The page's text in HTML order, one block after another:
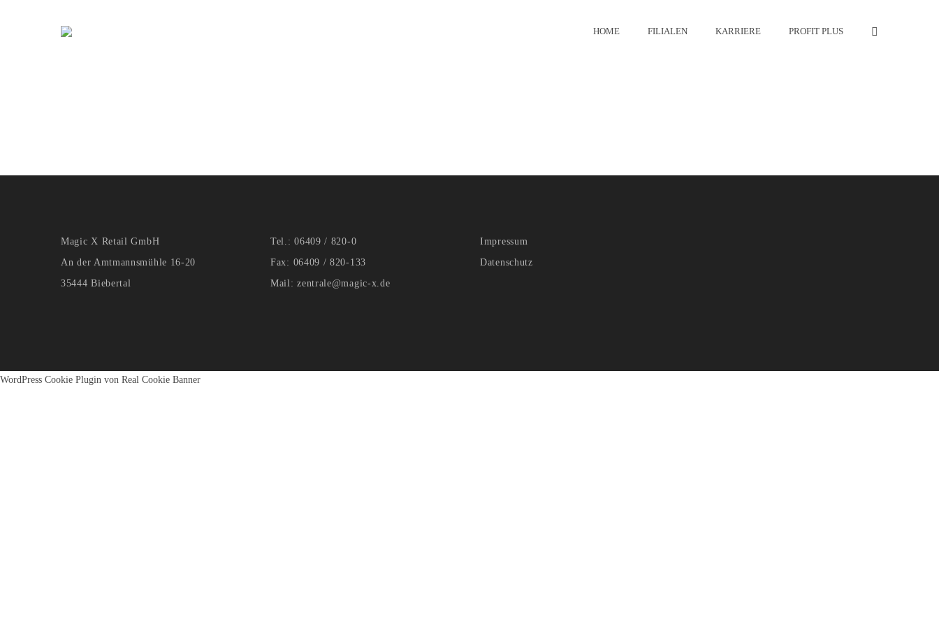
HOME FILIALEN KARRIERE PROFIT PLUS
Magic X Retail GmbH
An der Amtmannsmühle 16-20
35444 Biebertal
Tel.: 06409 / 820-0
Fax: 06409 / 820-133
Mail: zentrale@magic-x.de
Impressum
Datenschutz
WordPress Cookie Plugin von Real Cookie Banner